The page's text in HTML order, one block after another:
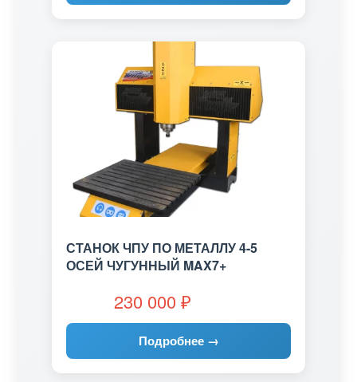
СТАНОК ЧПУ ПО МЕТАЛЛУ 4-5
ОСЕЙ ЧУГУННЫЙ MAX7+
230 000 ₽
Подробнее →